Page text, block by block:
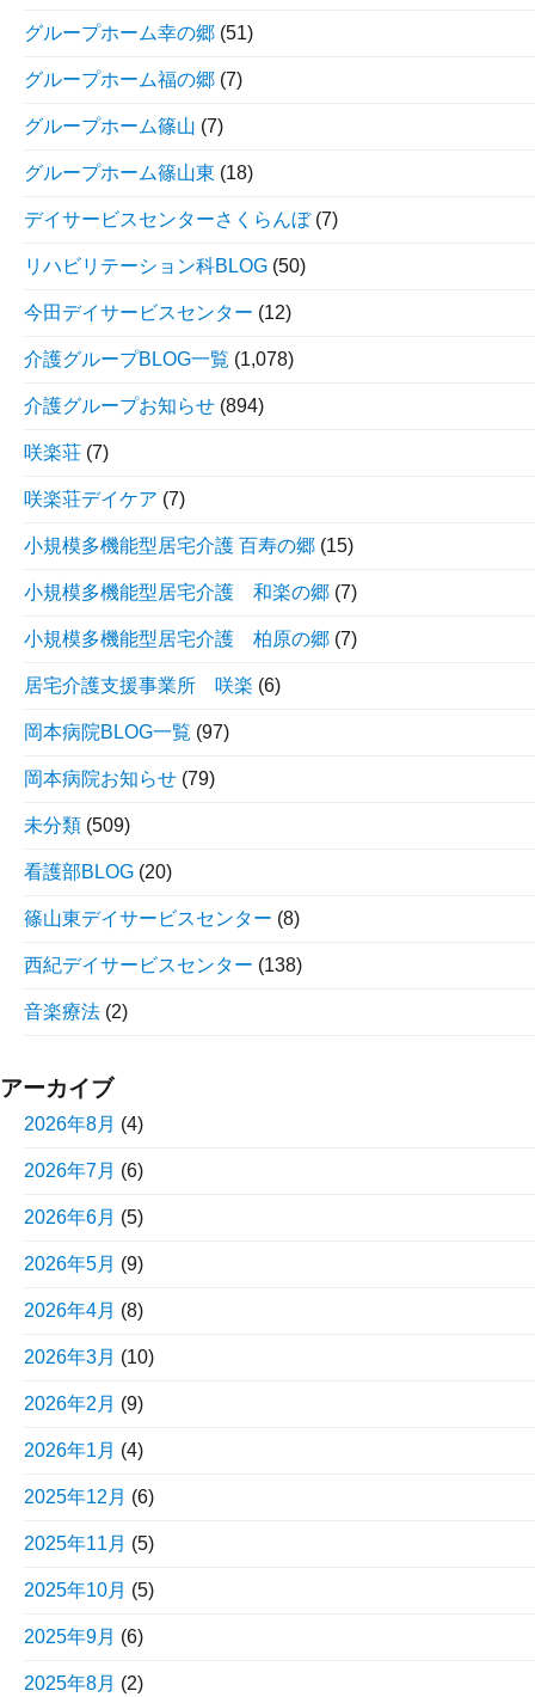
グループホーム幸の郷 (51)
グループホーム福の郷 (7)
グループホーム篠山 (7)
グループホーム篠山東 (18)
デイサービスセンターさくらんぼ(7)
リハビリテーション科BLOG (50)
今田デイサービスセンター (12)
介護グループBLOG一覧 (1,078)
介護グループお知らせ (894)
咲楽荘 (7)
咲楽荘デイケア (7)
小規模多機能型居宅介護 百寿の郷 (15)
小規模多機能型居宅介護 和楽の郷 (7)
小規模多機能型居宅介護 柏原の郷 (7)
居宅介護支援事業所 咲楽 (6)
岡本病院BLOG一覧 (97)
岡本病院お知らせ (79)
未分類 (509)
看護部BLOG (20)
篠山東デイサービスセンター (8)
西紀デイサービスセンター (138)
音楽療法 (2)
アーカイブ
2026年8月 (4)
2026年7月 (6)
2026年6月 (5)
2026年5月 (9)
2026年4月 (8)
2026年3月 (10)
2026年2月 (9)
2026年1月 (4)
2025年12月 (6)
2025年11月 (5)
2025年10月 (5)
2025年9月 (6)
2025年8月 (2)